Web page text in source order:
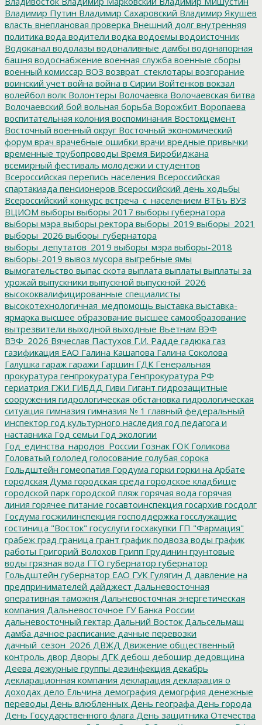
Владимир Путин Владимир Сахаровский Владимир Якушев
власть внеплановая проверка Внешний долг внутренняя
политика вода водители водка водоемы водоисточник
Водоканал водолазы водоналивные дамбы водонапорная
башня водоснабжение военная служба военные сборы
военный комиссар ВОЗ возврат_стеклотары возгорание
воинский учет война война в Сирии Войтенков вокзал
волейбол волк Волонтеры Волочаевка Волочаевская битва
Волочаевский бой вольная борьба Ворожбит Воропаева
воспитательная колония воспоминания Востокцемент
Восточный военный округ Восточный экономический
форум врач врачебные ошибки врачи вредные привычки
временные трубопроводы Время Биробиджана
всемирный фестиваль молодежи и студентов
Всероссийская перепись населения Всероссийская
спартакиада пенсионеров Всероссийский день ходьбы
Всероссийский конкурс встреча_с_населением ВТБъ ВУЗ
ВЦИОМ выборы выборы 2017 выборы губернатора
выборы мэра выборы ректора выборы_2019 выборы_2021
выборы_2026 выборы_губернатора
выборы_депутатов_2019 выборы_мэра выборы-2018
выборы-2019 вывоз мусора выгребные ямы
вымогательство выпас скота выплата выплаты выплаты за
урожай выпускники выпускной выпускной_2026
высококвалифицированные специалисты
высокотехнологичная_медпомощь выставка выставка-
ярмарка высшее образование высшее самообразование
вытрезвители выходной выходные Вьетнам ВЭФ
ВЭФ_2026 Вячеслав Пастухов Г.И. Радде гадюка газ
газификация ЕАО Галина Кашапова Галина Соколова
Галушка гараж гаражи Гаршин ГДК Генеральная
прокуратура генпрокуратура Генпрокуратура РФ
гериатрия ГЖИ ГИБДД Гиви Гигант гидрозащитные
сооружения гидрологическая обстановка гидрологическая
ситуация гимназия гимназия № 1 главный федеральный
инспектор год культурного наследия год педагога и
наставника Год семьи Год экологии
Год_единства_народов_России Гознак ГОК Голикова
Головатый гололед голосование голубая сорока
Гольдштейн гомеопатия Гордума горки горки на Арбате
городская Дума городская среда городское кладбище
городской парк городской пляж горячая вода горячая
линия горячее питание госавтоинспекция госархив госдолг
Госдума госжилинспекция господдержка госслужащие
гостиница "Восток" госуслуги госхакупки ГП "Фармация"
грабеж град граница грант график подвоза воды график
работы Григорий Волохов Грипп Грудинин грунтовые
воды грязная вода ГТО губернатор губернатор
Гольдштейн губернатор ЕАО ГУК Гулягин Д давление на
предпринимателей дайджест Дальневосточная
оперативная таможня Дальневосточная энергетическая
компания Дальневосточное ГУ Банка России
дальневосточный гектар Дальний Восток Дальсельмаш
дамба дачное расписание дачные перевозки
дачный_сезон_2026 ДВЖД Движение общественный
контроль двор Дворы ДГК дебош дебошир дедовщина
Деева дежурные группы дезинфекция декабрь
декларационная компания декларация декларация о
доходах дело Ельчина демография демогрфия денежные
переводы День влюбленных День географа День города
День Государственного флага День защитника Отечества